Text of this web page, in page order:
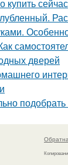
купить сейчас
дверей
подобрать